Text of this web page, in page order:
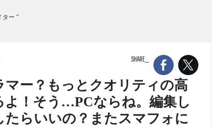
ター
リ！」というのは半分当たっていますし、半分は間違っています。確かに
SHARE
マー？もっとクオリティの高
よ！そう…PCならね。編集し
たらいいの？またスマフォに